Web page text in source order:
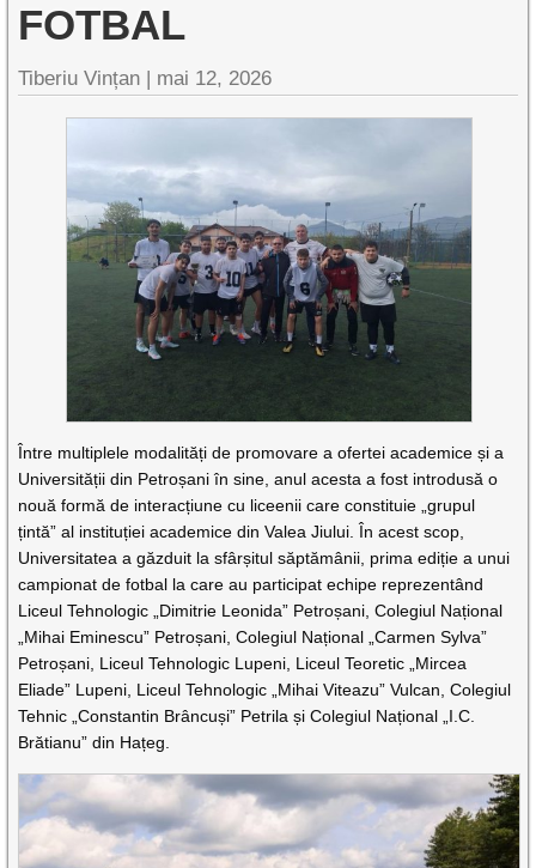
FOTBAL
Tiberiu Vințan | mai 12, 2026
Între multiplele modalități de promovare a ofertei academice și a
Universității din Petroșani în sine, anul acesta a fost introdusă o
nouă formă de interacțiune cu liceenii care constituie „grupul
țintă” al instituției academice din Valea Jiului. În acest scop,
Universitatea a găzduit la sfârșitul săptămânii, prima ediție a unui
campionat de fotbal la care au participat echipe reprezentând
Liceul Tehnologic „Dimitrie Leonida” Petroșani, Colegiul Național
„Mihai Eminescu” Petroșani, Colegiul Național „Carmen Sylva”
Petroșani, Liceul Tehnologic Lupeni, Liceul Teoretic „Mircea
Eliade” Lupeni, Liceul Tehnologic „Mihai Viteazu” Vulcan, Colegiul
Tehnic „Constantin Brâncuși” Petrila și Colegiul Național „I.C.
Brătianu” din Hațeg.